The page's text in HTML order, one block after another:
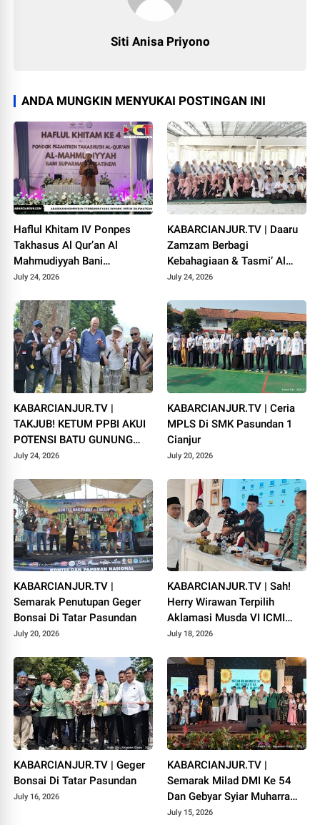
Siti Anisa Priyono
ANDA MUNGKIN MENYUKAI POSTINGAN INI
Haflul Khitam IV Ponpes
Takhasus Al Qur’an Al
Mahmudiyyah Bani
Suparman Assatinem
July 24, 2026
KABARCIANJUR.TV | Daaru
Zamzam Berbagi
Kebahagiaan & Tasmi’ Al
Qur’an Sambut Muharram
July 24, 2026
KABARCIANJUR.TV |
TAKJUB! KETUM PPBI AKUI
POTENSI BATU GUNUNG
PADANG
July 24, 2026
KABARCIANJUR.TV | Ceria
MPLS Di SMK Pasundan 1
Cianjur
July 20, 2026
KABARCIANJUR.TV |
Semarak Penutupan Geger
Bonsai Di Tatar Pasundan
July 20, 2026
KABARCIANJUR.TV | Sah!
Herry Wirawan Terpilih
Aklamasi Musda VI ICMI
Orda Cianjur
July 18, 2026
KABARCIANJUR.TV | Geger
Bonsai Di Tatar Pasundan
July 16, 2026
KABARCIANJUR.TV |
Semarak Milad DMI Ke 54
Dan Gebyar Syiar Muharram
1448 H
July 15, 2026